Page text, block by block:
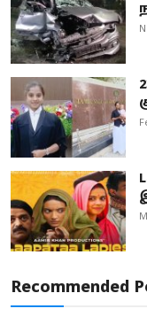
Recommended